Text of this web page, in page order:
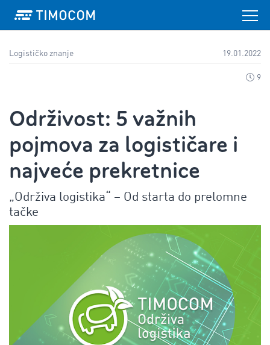
Logističko znanje 19.01.2022
9
Održivost: 5 važnih
pojmova za logističare i
najveće prekretnice
„Održiva logistika“ – Od starta do prelomne
tačke